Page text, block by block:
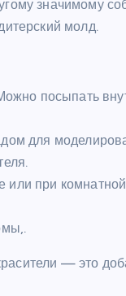
значимому
молд.
посыпать
для
при
— это